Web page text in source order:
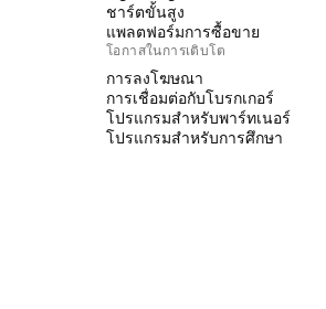
ชาร์ตขั้นสูง
แพลตฟอร์มการซื้อขาย
โอกาสในการเติบโต
การลงโฆษณา
การเชื่อมต่อกับโบรกเกอร์
โปรแกรมสำหรับพาร์ทเนอร์
โปรแกรมสำหรับการศึกษา